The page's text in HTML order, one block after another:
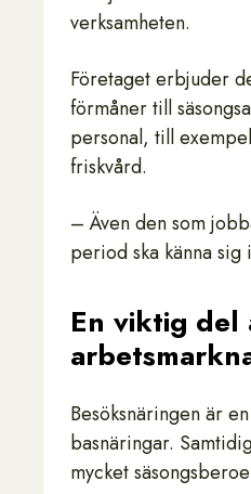
verksamheten.
Företaget erbjuder
förmåner till
personal, till
friskvård.
– Även den som
period ska känna sig
En viktig del
Besöksnäringen är
basnäringar.
mycket